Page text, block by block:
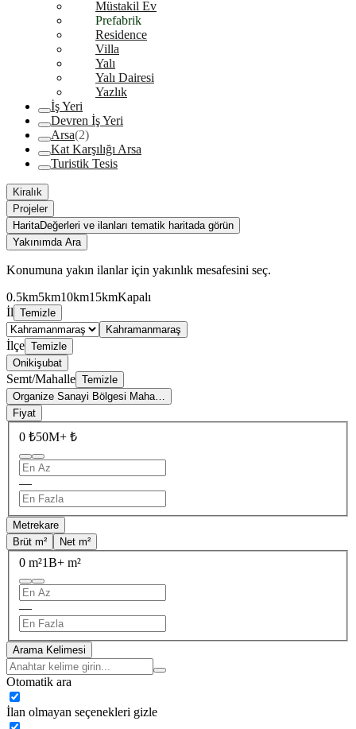
Müstakil Ev
Prefabrik
Residence
Villa
Yalı
Yalı Dairesi
Yazlık
İş Yeri
Devren İş Yeri
Arsa(2)
Kat Karşılığı Arsa
Turistik Tesis
Kiralık
Projeler
HaritaDeğerleri ve ilanları tematik haritada görün
Yakınımda Ara
Konumuna yakın ilanlar için yakınlık mesafesini seç.
0.5km5km10km15kmKapalı
İl Temizle
Kahramanmaraş
İlçe Temizle
Onikişubat
Semt/Mahalle Temizle
Organize Sanayi Bölgesi Maha…
Fiyat
0 ₺50M+ ₺
—
Metrekare
Brüt m²
Net m²
0 m²1B+ m²
—
Arama Kelimesi
Otomatik ara
İlan olmayan seçenekleri gizle